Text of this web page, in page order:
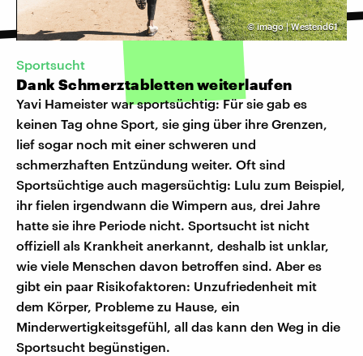
©imago | Westend61
Sportsucht
Dank Schmerztabletten weiterlaufen
Yavi Hameister war sportsüchtig: Für sie gab es
keinen Tag ohne Sport, sie ging über ihre Grenzen,
lief sogar noch mit einer schweren und
schmerzhaften Entzündung weiter. Oft sind
Sportsüchtige auch magersüchtig: Lulu zum Beispiel,
ihr fielen irgendwann die Wimpern aus, drei Jahre
hatte sie ihre Periode nicht. Sportsucht ist nicht
offiziell als Krankheit anerkannt, deshalb ist unklar,
wie viele Menschen davon betroffen sind. Aber es
gibt ein paar Risikofaktoren: Unzufriedenheit mit
dem Körper, Probleme zu Hause, ein
Minderwertigkeitsgefühl, all das kann den Weg in die
Sportsucht begünstigen.